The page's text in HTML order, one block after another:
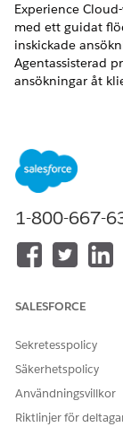
Experience
med ett guidat
inskickade
Agentassisterad
ansökningar åt
VERSIONER
Tillgängliga i:
Skicka in
Kunder kan
att skicka in
Kunder kan
guidat flöde
samtycke till
Kunder kan
och välja det
1-800-667-
SALESFORCE
Sekretesspolicy
Säkerhetspolicy
Användningsvillkor
Riktlinjer för